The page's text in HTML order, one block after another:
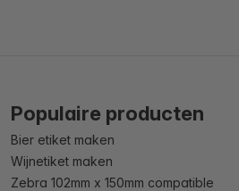
Populaire producten
Bier etiket maken
Wijnetiket maken
Zebra 102mm x 150mm compatible